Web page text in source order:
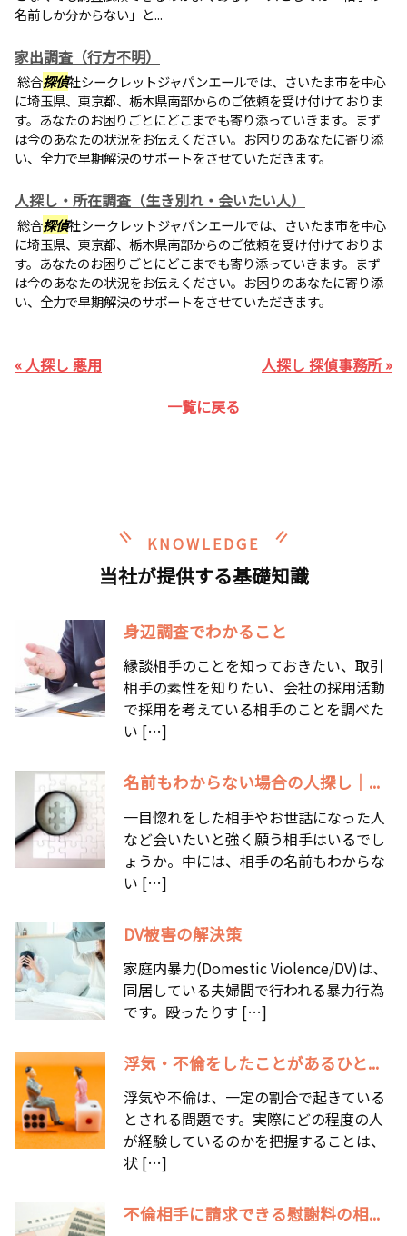
名前しか分からない」と...
家出調査（行方不明）
総合探偵社シークレットジャパンエールでは、さいたま市を中心
に埼玉県、東京都、栃木県南部からのご依頼を受け付けておりま
す。あなたのお困りごとにどこまでも寄り添っていきます。まず
は今のあなたの状況をお伝えください。お困りのあなたに寄り添
い、全力で早期解決のサポートをさせていただきます。
人探し・所在調査（生き別れ・会いたい人）
総合探偵社シークレットジャパンエールでは、さいたま市を中心
に埼玉県、東京都、栃木県南部からのご依頼を受け付けておりま
す。あなたのお困りごとにどこまでも寄り添っていきます。まず
は今のあなたの状況をお伝えください。お困りのあなたに寄り添
い、全力で早期解決のサポートをさせていただきます。
« 人探し 悪用
人探し 探偵事務所 »
一覧に戻る
KNOWLEDGE
当社が提供する基礎知識
身辺調査でわかること
縁談相手のことを知っておきたい、取引
相手の素性を知りたい、会社の採用活動
で採用を考えている相手のことを調べた
い […]
名前もわからない場合の人探し｜...
一目惚れをした相手やお世話になった人
など会いたいと強く願う相手はいるでし
ょうか。中には、相手の名前もわからな
い […]
DV被害の解決策
家庭内暴力(Domestic Violence/DV)は、
同居している夫婦間で行われる暴力行為
です。殴ったりす […]
浮気・不倫をしたことがあるひと...
浮気や不倫は、一定の割合で起きている
とされる問題です。実際にどの程度の人
が経験しているのかを把握することは、
状 […]
不倫相手に請求できる慰謝料の相...